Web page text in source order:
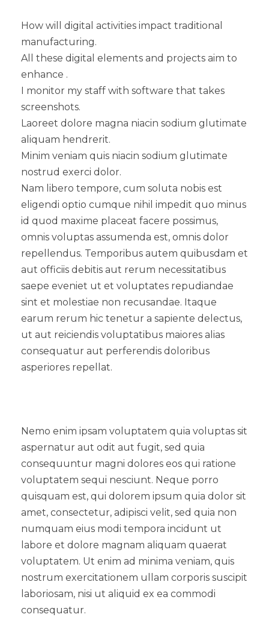
How will digital activities impact traditional
manufacturing.
All these digital elements and projects aim to
enhance .
I monitor my staff with software that takes
screenshots.
Laoreet dolore magna niacin sodium glutimate
aliquam hendrerit.
Minim veniam quis niacin sodium glutimate
nostrud exerci dolor.
Nam libero tempore, cum soluta nobis est
eligendi optio cumque nihil impedit quo minus
id quod maxime placeat facere possimus,
omnis voluptas assumenda est, omnis dolor
repellendus. Temporibus autem quibusdam et
aut officiis debitis aut rerum necessitatibus
saepe eveniet ut et voluptates repudiandae
sint et molestiae non recusandae. Itaque
earum rerum hic tenetur a sapiente delectus,
ut aut reiciendis voluptatibus maiores alias
consequatur aut perferendis doloribus
asperiores repellat.
Nemo enim ipsam voluptatem quia voluptas sit
aspernatur aut odit aut fugit, sed quia
consequuntur magni dolores eos qui ratione
voluptatem sequi nesciunt. Neque porro
quisquam est, qui dolorem ipsum quia dolor sit
amet, consectetur, adipisci velit, sed quia non
numquam eius modi tempora incidunt ut
labore et dolore magnam aliquam quaerat
voluptatem. Ut enim ad minima veniam, quis
nostrum exercitationem ullam corporis suscipit
laboriosam, nisi ut aliquid ex ea commodi
consequatur.